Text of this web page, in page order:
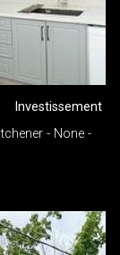
Investissement
- None -